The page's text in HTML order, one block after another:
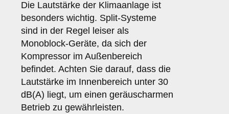
Die Lautstärke der Klimaanlage ist
besonders wichtig. Split-Systeme
sind in der Regel leiser als
Monoblock-Geräte, da sich der
Kompressor im Außenbereich
befindet. Achten Sie darauf, dass die
Lautstärke im Innenbereich unter 30
dB(A) liegt, um einen geräuscharmen
Betrieb zu gewährleisten.